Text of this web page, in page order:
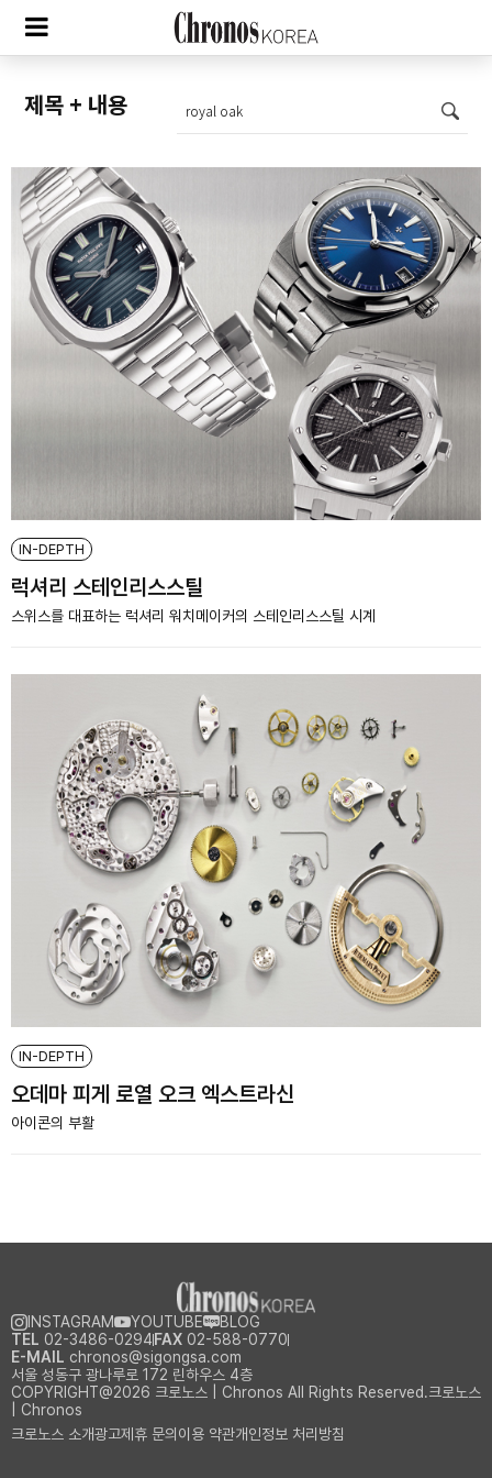
IN-DEPTH
럭셔리 스테인리스스틸
스위스를 대표하는 럭셔리 워치메이커의 스테인리스스틸 시계
IN-DEPTH
오데마 피게 로열 오크 엑스트라신
아이콘의 부활
크로노스 소개광고제휴 문의 이용 약관개인정보 처리방침
서울 성동구 광나루로 172 린하우스 4층
COPYRIGHT@2026 크로노스 | Chronos All Rights Reserved.크로노스
| Chronos
INSTAGRAM YOUTUBE
BLOG
TEL 02-3486-0294 FAX 02-588-0770
E-MAIL chronos@sigongsa.com